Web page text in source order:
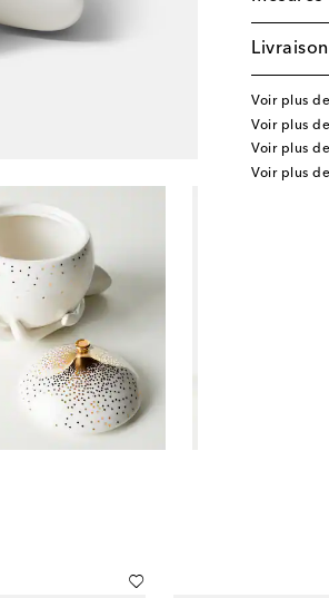
Voir plus
Voir plus
Voir plus
Voir plus